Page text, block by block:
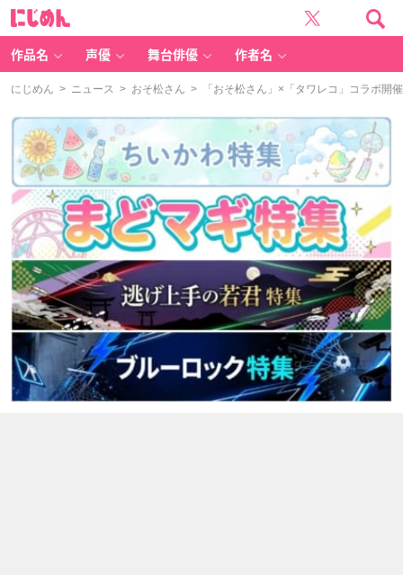
作品名 声優 舞台俳優 作者名
にじめん > ニュース > おそ松さん > 「おそ松さん」×「タワレコ」コラボ開